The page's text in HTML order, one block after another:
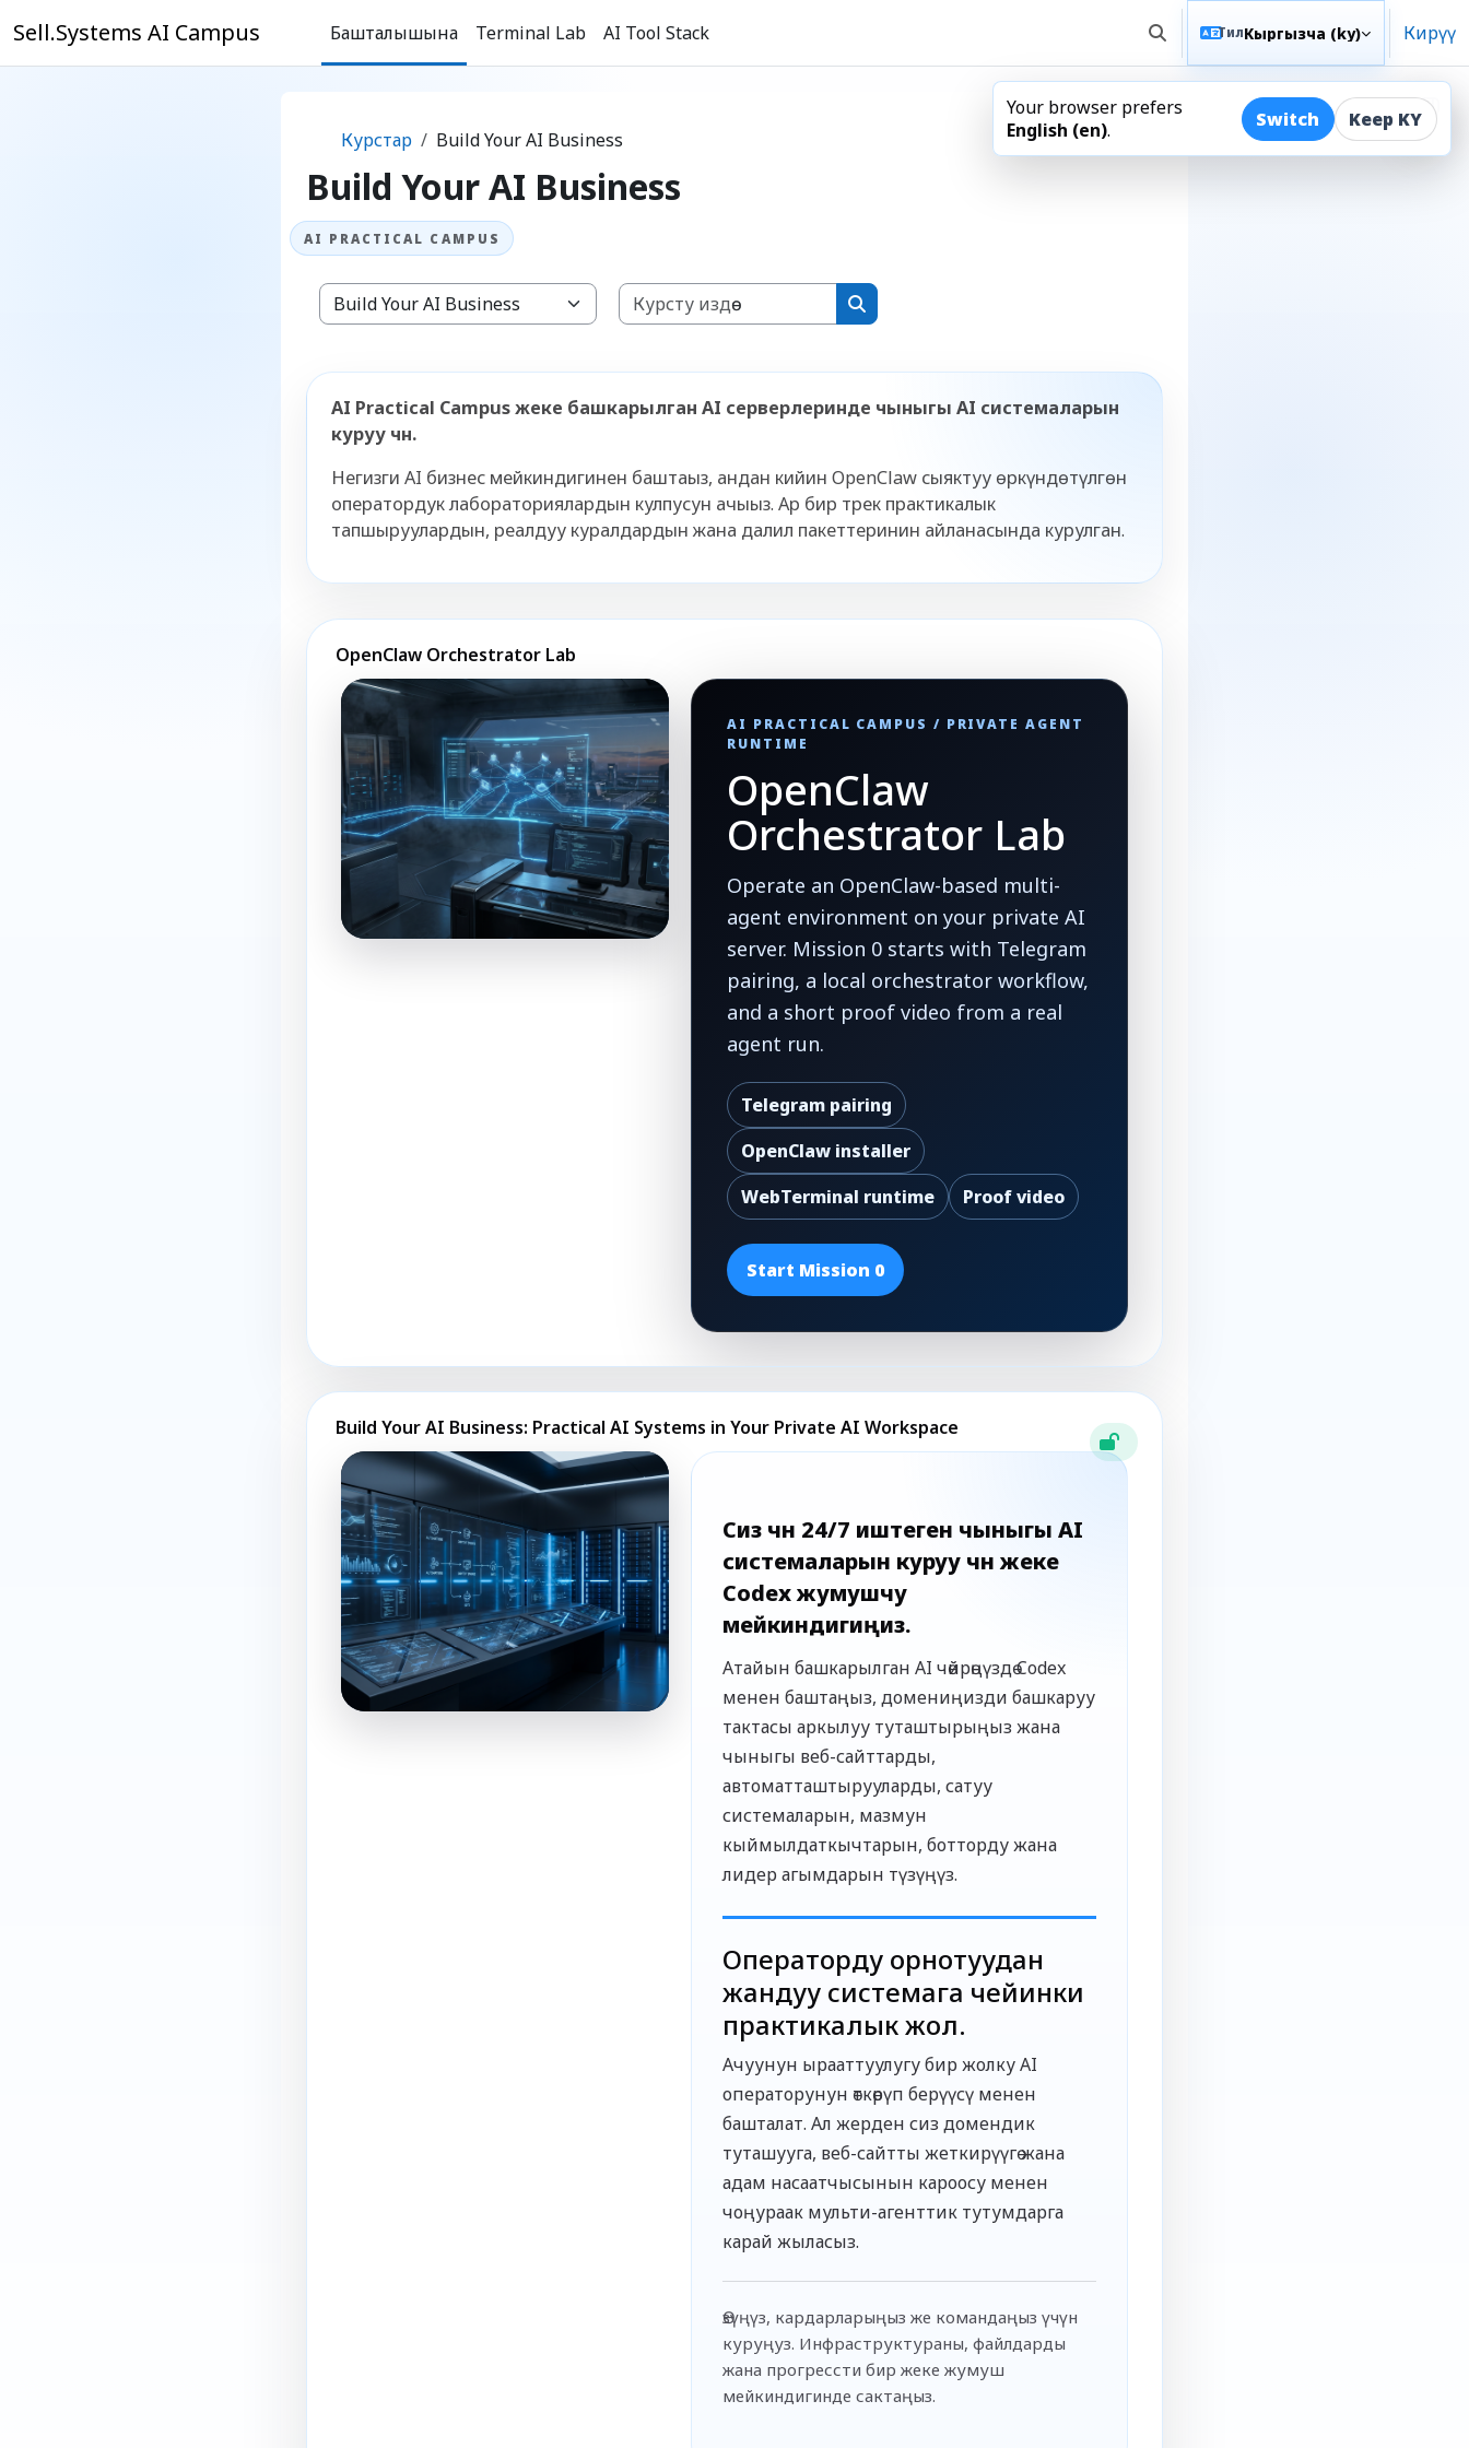
Sell.Systems AI Campus Башталышына Terminal Lab AI Tool Stack Toggle search input
ТилКыргызча ‎(ky)‎ Кирүү
Курстар
Build Your AI Business
Build Your AI Business
Курстардын категориялары
Курсту издөө
Курсту издөө
AI Practical Campus жеке башкарылган AI серверлеринде чыныгы AI системаларын
куруу үчүн.
Негизги AI бизнес мейкиндигинен баштаңыз, андан кийин OpenClaw сыяктуу өркүндөтүлгөн
оператордук лабораториялардын кулпусун ачыңыз. Ар бир трек практикалык
тапшыруулардын, реалдуу куралдардын жана далил пакеттеринин айланасында курулган.
OpenClaw Orchestrator Lab
AI PRACTICAL CAMPUS / PRIVATE AGENT
RUNTIME
OpenClaw
Orchestrator Lab
Operate an OpenClaw-based multi-
agent environment on your private AI
server. Mission 0 starts with Telegram
pairing, a local orchestrator workflow,
and a short proof video from a real
agent run.
Telegram pairing
OpenClaw installer
WebTerminal runtime
Proof video
Start Mission 0
Build Your AI Business: Practical AI Systems in Your Private AI Workspace
Сиз үчүн 24/7 иштеген чыныгы AI
системаларын куруу үчүн жеке
Codex жумушчу
мейкиндигиңиз.
Атайын башкарылган AI чөйрөңүздө Codex
менен баштаңыз, домениңизди башкаруу
тактасы аркылуу туташтырыңыз жана
чыныгы веб-сайттарды,
автоматташтырууларды, сатуу
системаларын, мазмун
кыймылдаткычтарын, ботторду жана
лидер агымдарын түзүңүз.
Операторду орнотуудан
жандуу системага чейинки
практикалык жол.
Ачуунун ырааттуулугу бир жолку AI
операторунун өткөрүп берүүсү менен
башталат. Ал жерден сиз домендик
туташууга, веб-сайтты жеткирүүгө жана
адам насаатчысынын кароосу менен
чоңураак мульти-агенттик тутумдарга
карай жыласыз.
Өзүңүз, кардарларыңыз же командаңыз үчүн
куруңуз. Инфраструктураны, файлдарды
жана прогрессти бир жеке жумуш
мейкиндигинде сактаңыз.
Your browser prefers
English ‎(en)‎. Switch Keep KY